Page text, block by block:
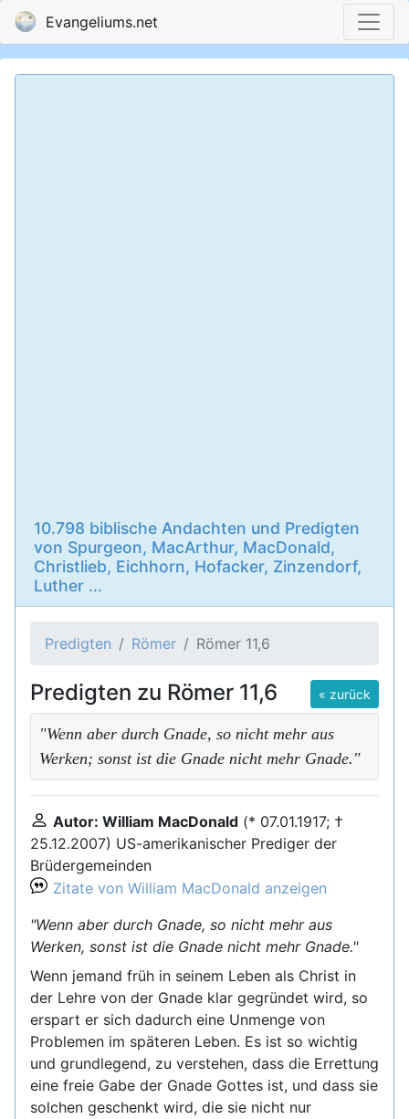
Evangeliums.net
10.798 biblische Andachten und Predigten
von Spurgeon, MacArthur, MacDonald,
Christlieb, Eichhorn, Hofacker, Zinzendorf,
Luther ...
Predigten Römer Römer 11,6
« zurück
Predigten zu Römer 11,6
"Wenn aber durch Gnade, so nicht mehr aus
Werken; sonst ist die Gnade nicht mehr Gnade."
Autor: William MacDonald (* 07.01.1917; †
25.12.2007) US-amerikanischer Prediger der
Brüdergemeinden
Zitate von William MacDonald anzeigen
"Wenn aber durch Gnade, so nicht mehr aus
Werken, sonst ist die Gnade nicht mehr Gnade."
Wenn jemand früh in seinem Leben als Christ in
der Lehre von der Gnade klar gegründet wird, so
erspart er sich dadurch eine Unmenge von
Problemen im späteren Leben. Es ist so wichtig
und grundlegend, zu verstehen, dass die Errettung
eine freie Gabe der Gnade Gottes ist, und dass sie
solchen geschenkt wird, die sie nicht nur